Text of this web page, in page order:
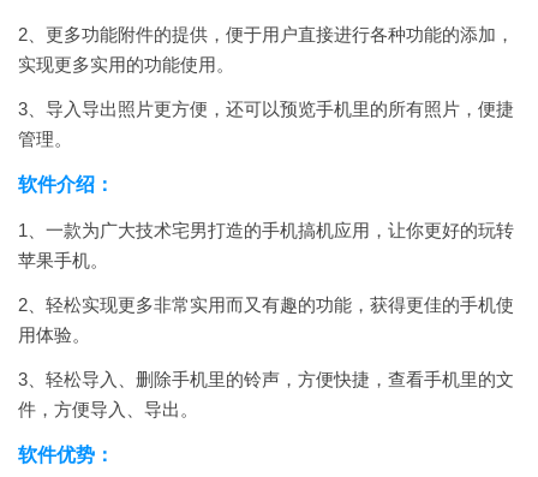
2、更多功能附件的提供，便于用户直接进行各种功能的添加，
实现更多实用的功能使用。
3、导入导出照片更方便，还可以预览手机里的所有照片，便捷
管理。
软件介绍：
1、一款为广大技术宅男打造的手机搞机应用，让你更好的玩转
苹果手机。
2、轻松实现更多非常实用而又有趣的功能，获得更佳的手机使
用体验。
3、轻松导入、删除手机里的铃声，方便快捷，查看手机里的文
件，方便导入、导出。
软件优势：